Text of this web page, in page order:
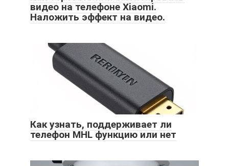
видео на телефоне Xiaomi.
Наложить эффект на видео.
Как узнать, поддерживает ли
телефон MHL функцию или нет